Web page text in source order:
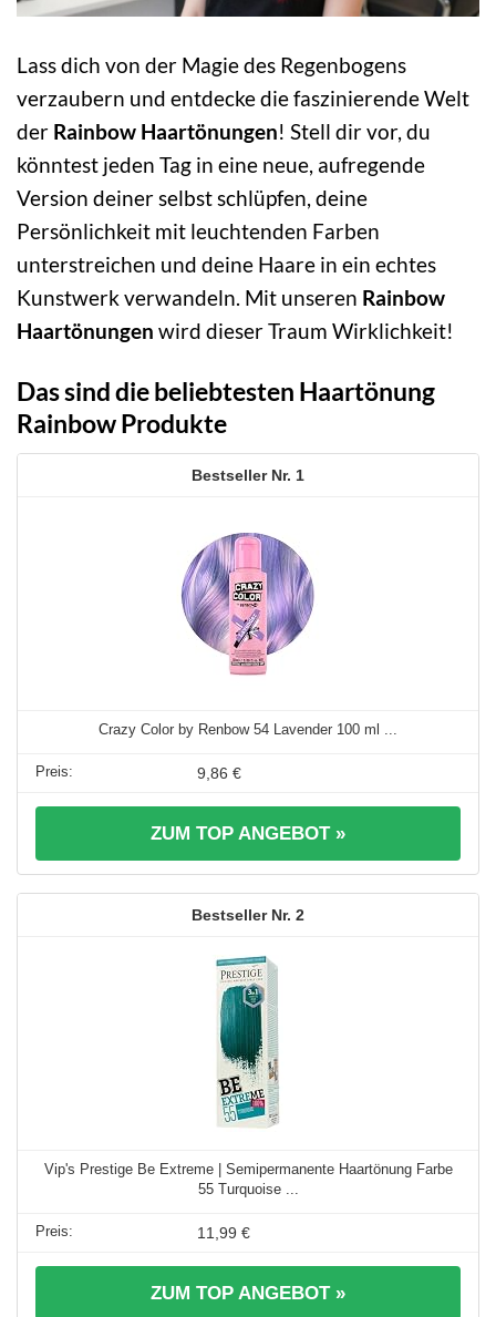
Lass dich von der Magie des Regenbogens
verzaubern und entdecke die faszinierende Welt
der Rainbow Haartönungen! Stell dir vor, du
könntest jeden Tag in eine neue, aufregende
Version deiner selbst schlüpfen, deine
Persönlichkeit mit leuchtenden Farben
unterstreichen und deine Haare in ein echtes
Kunstwerk verwandeln. Mit unseren Rainbow
Haartönungen wird dieser Traum Wirklichkeit!
Das sind die beliebtesten Haartönung
Rainbow Produkte
1
Crazy Color by Renbow 54 Lavender 100 ml ...
9,86 €
ZUM TOP ANGEBOT »
2
Vip's Prestige Be Extreme | Semipermanente Haartönung Farbe
55 Turquoise ...
11,99 €
ZUM TOP ANGEBOT »